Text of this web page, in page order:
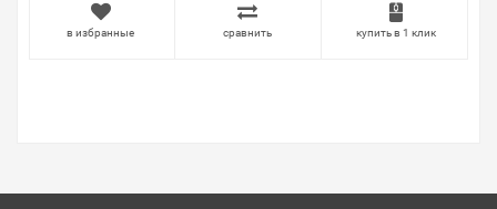
в избранные сравнить купить в 1 клик